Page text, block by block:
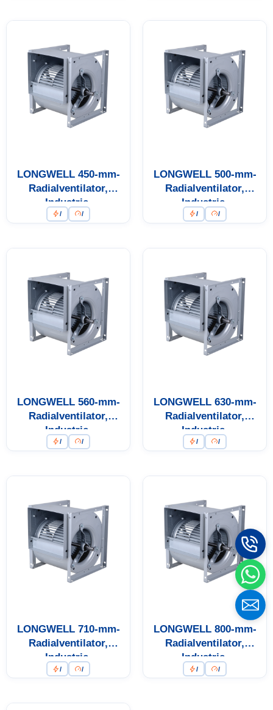
LONGWELL 450-mm-
Radialventilator,
Industrie-
Radialventilator
/ /
LONGWELL 500-mm-
Radialventilator,
Industrie-
Radialventilator
/ /
LONGWELL 560-mm-
Radialventilator,
Industrie-
Radialventilator
/ /
LONGWELL 630-mm-
Radialventilator,
Industrie-
Radialventilator
/ /
LONGWELL 710-mm-
Radialventilator,
Industrie-
Radialventilator
/ /
LONGWELL 800-mm-
Radialventilator,
Industrie-
Radialventilator
/ /